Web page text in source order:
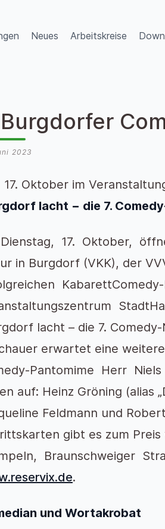
Neues Arbeitskreise
2023
Oktober im
lacht − die 7.
17. Oktober,
in Burgdorf (VKK), der
lacht – die 7.
erwartet eine
Pantomime Herr
auf: Heinz Gröning (alias
Feldmann und
gibt es zum
Braunschweiger
.
und Wortakrobat